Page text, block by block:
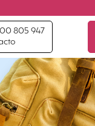
805 947